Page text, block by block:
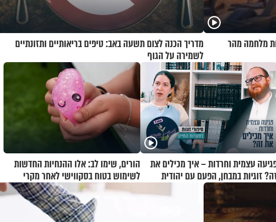
מלחמה מהר
מדריך הכנה לצום תשעה באב: טיפים בריאותיים ותזונתיים
לשמירה על הגוף
עצמית וחרדות – איך מכילים את
זוגיות במבחן, הפעם עם יהודית
הורים, שימו לב: אלו ההנחיות החדשות
לשימוש בטוח בסקווישי לאחר מקרי
אשפוז